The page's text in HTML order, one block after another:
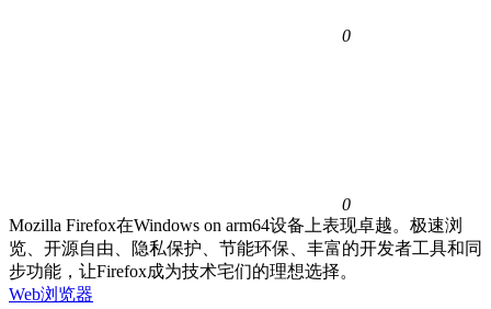
0
0
Mozilla Firefox在Windows on arm64设备上表现卓越。极速浏
览、开源自由、隐私保护、节能环保、丰富的开发者工具和同
步功能，让Firefox成为技术宅们的理想选择。
Web浏览器